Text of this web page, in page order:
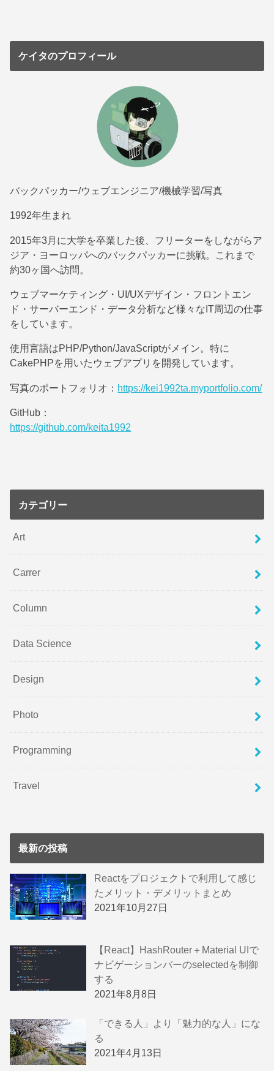
ケイタのプロフィール
バックパッカー/ウェブエンジニア/機械学習/写真
1992年生まれ
2015年3月に大学を卒業した後、フリーターをしながらア
ジア・ヨーロッパへのバックパッカーに挑戦。これまで
約30ヶ国へ訪問。
ウェブマーケティング・UI/UXデザイン・フロントエン
ド・サーバーエンド・データ分析など様々なIT周辺の仕事
をしています。
使用言語はPHP/Python/JavaScriptがメイン。特に
CakePHPを用いたウェブアプリを開発しています。
写真のポートフォリオ： https://kei1992ta.myportfolio.com/
GitHub：
https://github.com/keita1992
カテゴリー
Art
Carrer
Column
Data Science
Design
Photo
Programming
Travel
最新の投稿
Reactをプロジェクトで利用して感じ
たメリット・デメリットまとめ
2021年10月27日
【React】HashRouter＋Material UIで
ナビゲーションバーのselectedを制御
する
2021年8月8日
「できる人」より「魅力的な人」にな
る
2021年4月13日